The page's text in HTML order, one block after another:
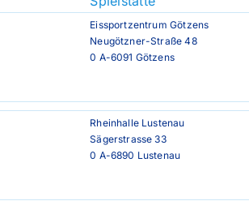
Eissportzentrum Götzens
Neugötzner-Straße 48
0 A-6091 Götzens
Rheinhalle Lustenau
Sägerstrasse 33
0 A-6890 Lustenau